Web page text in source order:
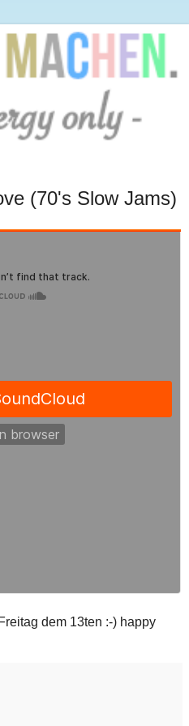
(70's Slow Jams)
dem 13ten :-) happy